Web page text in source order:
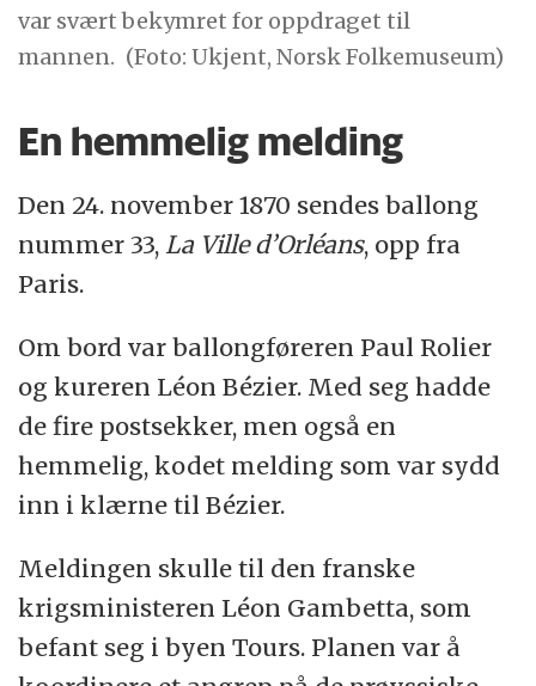
var svært bekymret for oppdraget til
mannen. (Foto: Ukjent, Norsk Folkemuseum)
En hemmelig melding
Den 24. november 1870 sendes ballong
nummer 33, La Ville d’Orléans, opp fra
Paris.
Om bord var ballongføreren Paul Rolier
og kureren Léon Bézier. Med seg hadde
de fire postsekker, men også en
hemmelig, kodet melding som var sydd
inn i klærne til Bézier.
Meldingen skulle til den franske
krigsministeren Léon Gambetta, som
befant seg i byen Tours. Planen var å